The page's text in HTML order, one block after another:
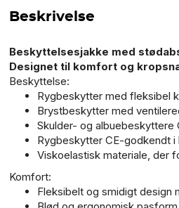
Beskrivelse
Beskyttelsesjakke med
Designet til komfort og
Beskyttelse:
Rygbeskytter med fleksibel
Brystbeskytter med
Skulder- og albuebeskyttere
Rygbeskytter CE-godkendt i
Viskoelastisk materiale, der
Komfort:
Fleksibelt og smidigt